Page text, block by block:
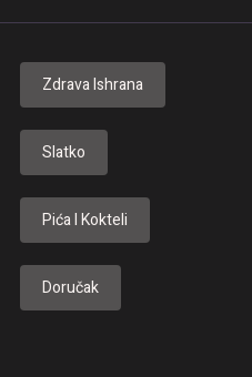
Zdrava Ishrana
Slatko
Pića I Kokteli
Doručak